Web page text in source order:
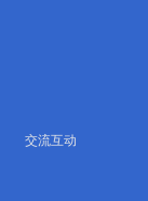
交流互动